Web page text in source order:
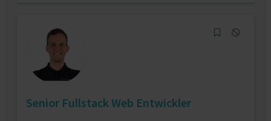
Senior Fullstack Web Entwickler